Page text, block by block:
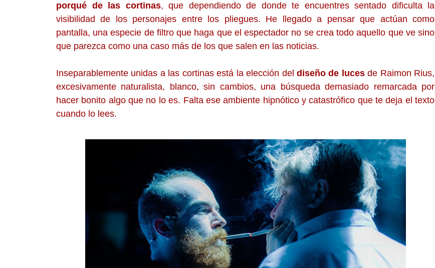
porqué de las cortinas, que dependiendo de donde te encuentres sentado dificulta la
visibilidad de los personajes entre los pliegues. He llegado a pensar que actúan como
pantalla, una especie de filtro que haga que el espectador no se crea todo aquello que ve sino
que parezca como una caso más de los que salen en las noticias.
Inseparablemente unidas a las cortinas está la elección del diseño de lucesde Raimon Rius,
excesivamente naturalista, blanco, sin cambios, una búsqueda demasiado remarcada por
hacer bonito algo que no lo es. Falta ese ambiente hipnótico y catastrófico que te deja el texto
cuando lo lees.